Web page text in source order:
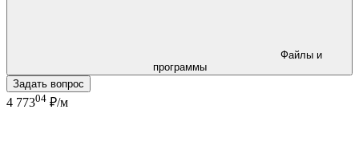
программы
Задать вопрос
4 77304 ₽/м